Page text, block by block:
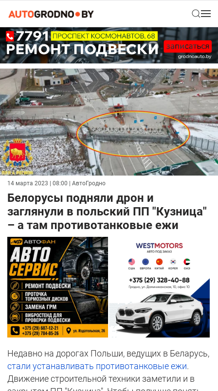
14 марта 2023 | 08:00 | АвтоГродно
Белорусы подняли дрон и
заглянули в польский ПП "Кузница"
– а там противотанковые ежи
Недавно на дорогах Польши, ведущих в Беларусь,
стали устанавливать противотанковые ежи.
Движение строительной техники заметили и в